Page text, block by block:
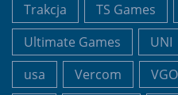
Trakcja
TS Games
Ultimate Games
UNI
usa
Vercom VGO